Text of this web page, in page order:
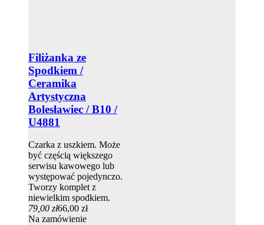
Filiżanka ze
Spodkiem /
Ceramika
Artystyczna
Bolesławiec / B10 /
U4881
Czarka z uszkiem. Może
być częścią większego
serwisu kawowego lub
występować pojedynczo.
Tworzy komplet z
niewielkim spodkiem.
79,00 zł66,00 zł
Na zamówienie